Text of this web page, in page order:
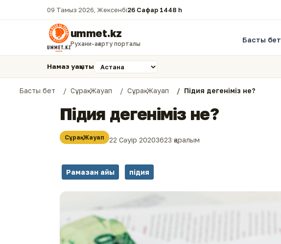
09 Тамыз 2026, Жексенбі26 Сафар 1448 һ.
ummet.kz
Рухани-ағарту порталы Басты бет
Намаз уақыты
Басты бет Сұрақ-Жауап Сұрақ-Жауап Підия дегеніміз не?
Підия дегеніміз не?
Сұрақ-Жауап 22 Сәуір 20203623 қаралым
Рамазан айы підия